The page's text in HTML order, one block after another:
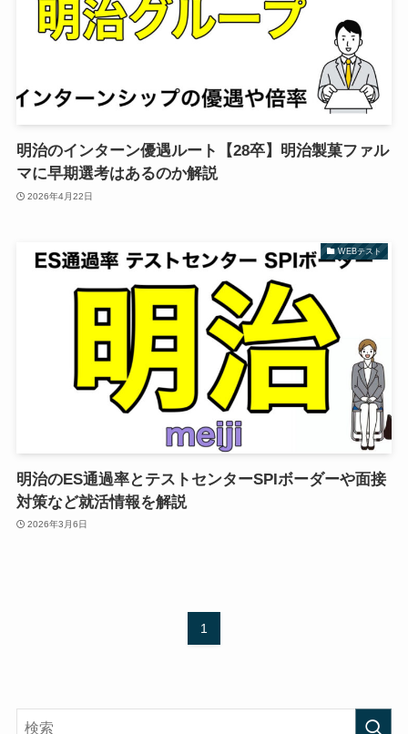
明治のインターン優遇ルート【28卒】明治製菓ファル
マに早期選考はあるのか解説
2026年4月22日
WEBテスト
明治のES通過率とテストセンターSPIボーダーや面接
対策など就活情報を解説
2026年3月6日
1